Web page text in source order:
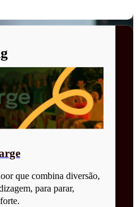
que combina diversão,
para parar,